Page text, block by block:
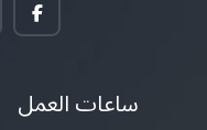
ساعات العمل